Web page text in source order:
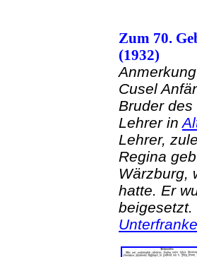
Zum 70.
(1932)
Cusel
Bruder
Lehrer in
Lehrer,
Regina
Wärzburg,
hatte. Er